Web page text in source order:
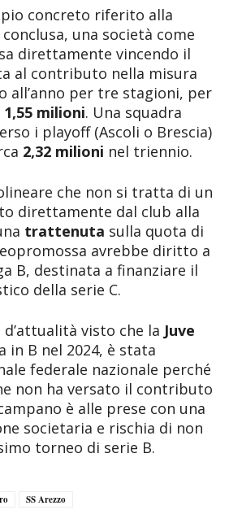
concreto riferito alla
una società come
direttamente vincendo il
al contributo nella misura
all’anno per tre stagioni, per
1,55 milioni. Una squadra
i playoff (Ascoli o Brescia)
2,32 milioni nel triennio.
che non si tratta di un
direttamente dal club alla
trattenuta sulla quota di
avrebbe diritto a
B, destinata a finanziare il
della serie C.
visto che la Juve
in B nel 2024, è stata
federale nazionale perché
non ha versato il contributo
è alle prese con una
societaria e rischia di non
torneo di serie B.
SS Arezzo